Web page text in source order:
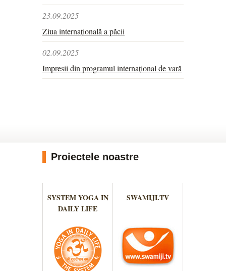
23.09.2025
Ziua internațională a păcii
02.09.2025
Impresii din programul internațional de vară
Proiectele noastre
SYSTEM YOGA IN
DAILY LIFE
SWAMIJI.TV